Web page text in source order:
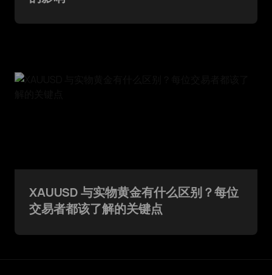
XAUUSD 与实物黄金有什么区别？每位
交易者都该了解的关键点